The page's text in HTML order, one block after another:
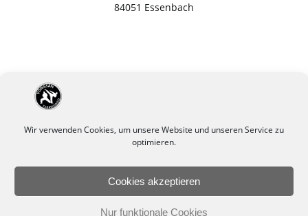
Wir verwenden Cookies, um unsere Website und unseren Service zu
optimieren.
Cookies akzeptieren
Nur funktionale Cookies
84051 Essenbach
Impressum
Datenschutzerklärung